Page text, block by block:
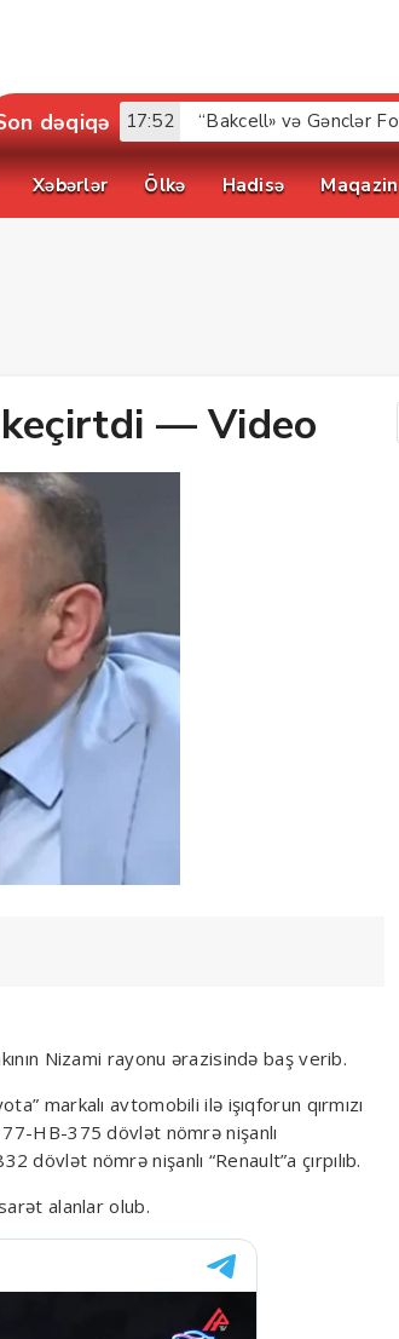
dəqiqə 17:52
Xəbərlər Ölkə Hadisə Maqazin
keçirtdi — Video
Nizami rayonu ərazisində baş verib.
markalı avtomobili ilə işıqforun qırmızı
77-HB-375 dövlət nömrə nişanlı
dövlət nömrə nişanlı “Renault”a çırpılıb.
alanlar olub.